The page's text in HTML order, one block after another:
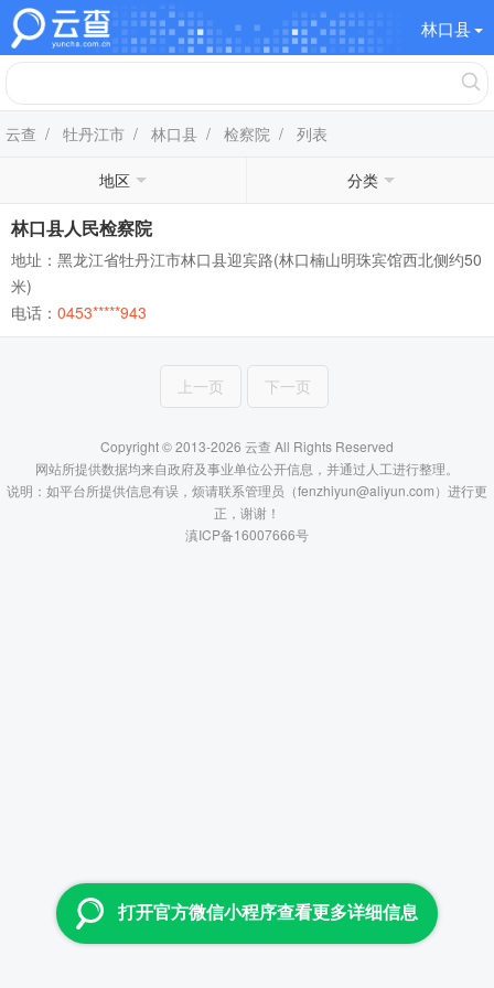
林口县
云查 / 牡丹江市 / 林口县 / 检察院 / 列表
地区 分类
林口县人民检察院
地址：黑龙江省牡丹江市林口县迎宾路(林口楠山明珠宾馆西北侧约50
米)
电话： 0453*****943
上一页 下一页
Copyright © 2013-2026 云查 All Rights Reserved
网站所提供数据均来自政府及事业单位公开信息，并通过人工进行整理。
说明：如平台所提供信息有误，烦请联系管理员（fenzhiyun@aliyun.com）进行更
正，谢谢！
滇ICP备16007666号
打开官方微信小程序查看更多详细信息